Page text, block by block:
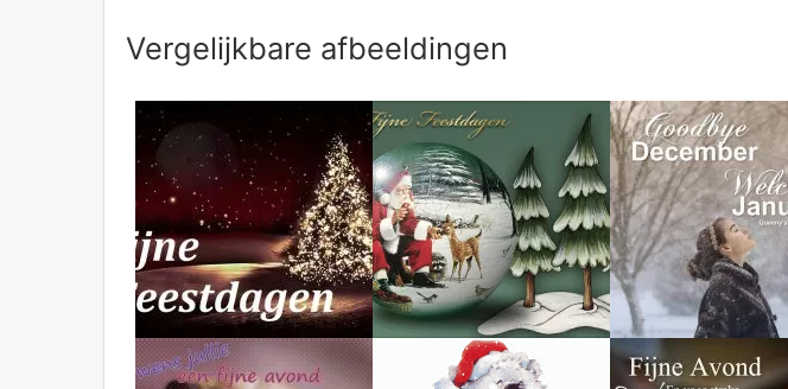
Vergelijkbare afbeeldingen